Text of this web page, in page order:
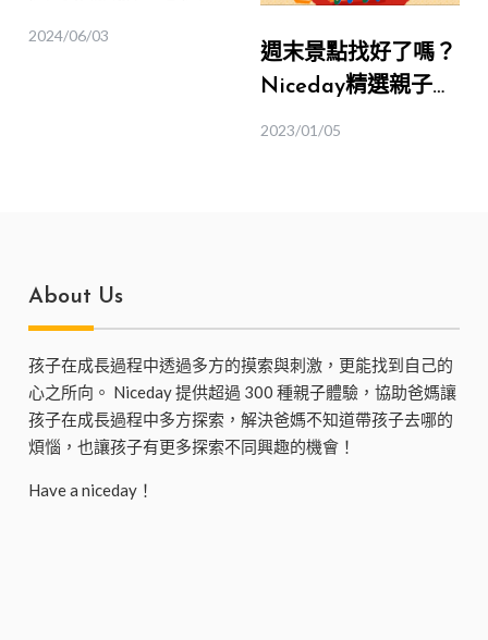
最划算？連假出遊搶
2024/06/03
週末景點找好了嗎？
Niceday精選親子旅
2023/01/05
About Us
孩子在成長過程中透過多方的摸索與刺激，更能找到自己的
心之所向。 Niceday 提供超過 300 種親子體驗，協助爸媽讓
孩子在成長過程中多方探索，解決爸媽不知道帶孩子去哪的
煩惱，也讓孩子有更多探索不同興趣的機會！
Have a niceday！